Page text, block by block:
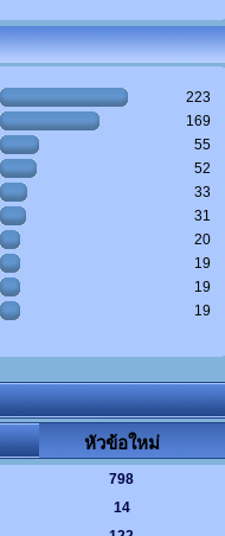
223
169
55
52
33
31
20
19
19
19
หัวข้อใหม่
798
14